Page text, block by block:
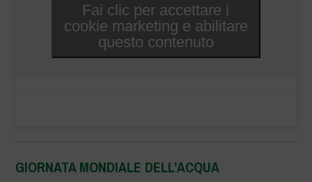
Fai clic per accettare i
cookie marketing e abilitare
questo contenuto
GIORNATA MONDIALE DELL’ACQUA